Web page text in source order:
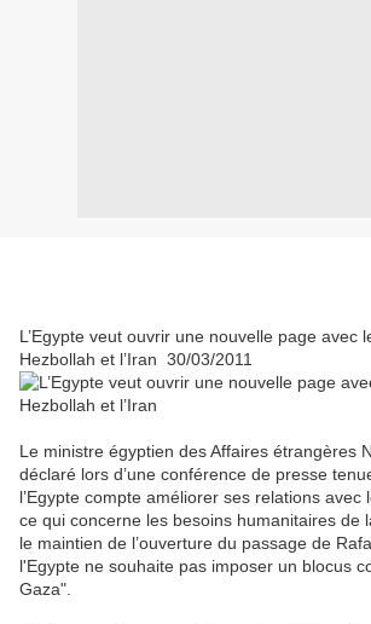
L’Egypte veut ouvrir une nouvelle page avec
Hezbollah et l’Iran 30/03/2011
Le ministre égyptien des Affaires étrangères
déclaré lors d’une conférence de presse
l’Egypte compte améliorer ses relations avec
ce qui concerne les besoins humanitaires de
le maintien de l’ouverture du passage de
l'Egypte ne souhaite pas imposer un blocus
Gaza".